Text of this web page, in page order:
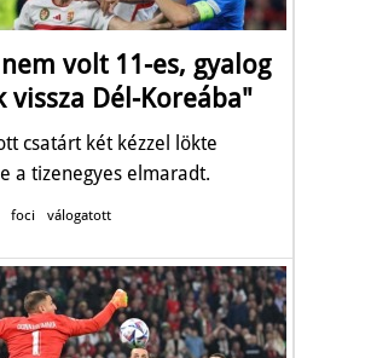
volt 11-es, gyalog
vissza Dél-Koreába"
csatárt két kézzel lökte
a tizenegyes elmaradt.
foci válogatott